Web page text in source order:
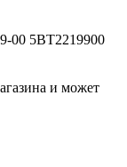
00 5BT2219900
и может